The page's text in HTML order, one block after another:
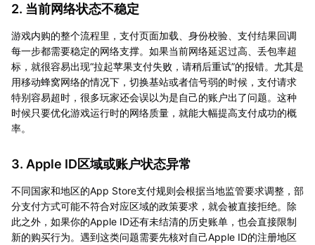
2. 当前网络状态不稳定
游戏内购的整个流程里，支付页面加载、身份校验、支付结果回调
每一步都需要稳定的网络支撑。如果当前网络延迟过高、丢包率超
标，就很容易出现“拉起苹果支付失败，请稍后重试”的报错。尤其是
用移动蜂窝网络的情况下，切换基站或者信号弱的时候，支付请求
特别容易超时，很多玩家还会误以为是自己的账户出了问题。这种
时候只要优化游戏运行时的网络质量，就能大幅提高支付成功的概
率。
3. Apple ID区域或账户状态异常
不同国家和地区的App Store支付规则会根据当地监管要求调整，部
分支付方式可能不符合对应区域的政策要求，就会被直接拒绝。除
此之外，如果你的Apple ID还有未结清的历史账单，也会直接限制
新的购买行为。遇到这类问题需要先核对自己Apple ID的注册地区